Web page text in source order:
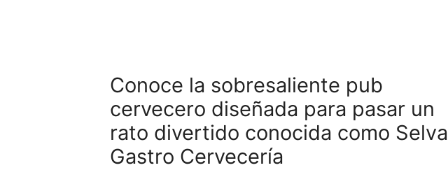
Conoce la sobresaliente pub
cervecero diseñada para pasar un
rato divertido conocida como Selva
Gastro Cervecería